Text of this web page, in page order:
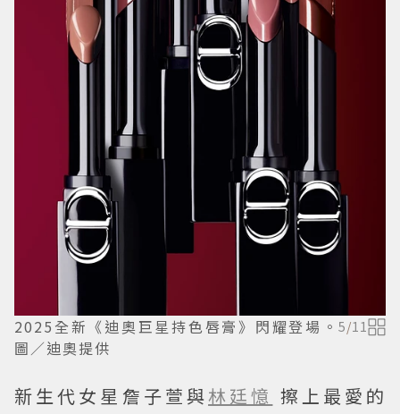
2025全新《迪奧巨星持色唇膏》閃耀登場。
圖／迪奧提供
5/11
新生代女星詹子萱與林廷憶 擦上最愛的